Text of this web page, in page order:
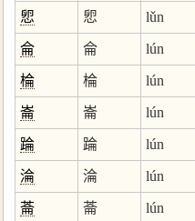
㤻 㤻 lǔn
侖 侖 lún
棆 棆 lún
崙 崙 lún
踚 踚 lún
淪 淪 lún
菕 菕 lún